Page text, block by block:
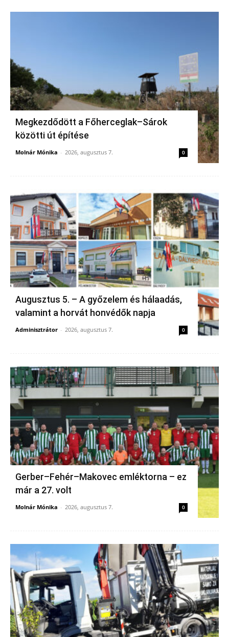
Megkezdődött a Főherceglak–Sárok
közötti út építése
Molnár Mónika - 2026, augusztus 7. 0
Augusztus 5. – A győzelem és hálaadás,
valamint a horvát honvédők napja
Adminisztrátor - 2026, augusztus 7. 0
Gerber–Fehér–Makovec emléktorna – ez
már a 27. volt
Molnár Mónika - 2026, augusztus 7. 0